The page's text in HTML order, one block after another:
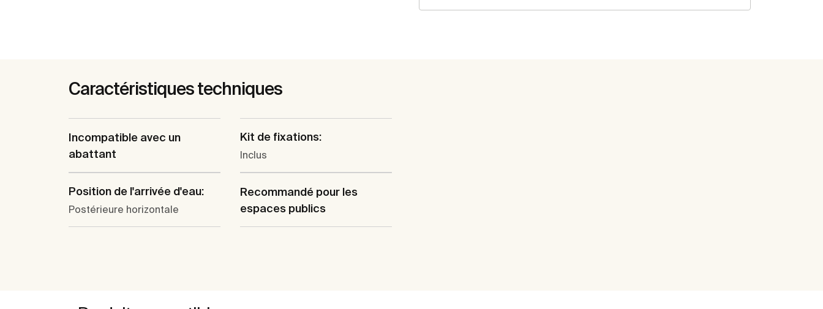
Caractéristiques techniques
Incompatible avec un
abattant
Kit de fixations:
Inclus
Position de l'arrivée d'eau:
Postérieure horizontale
Recommandé pour les
espaces publics